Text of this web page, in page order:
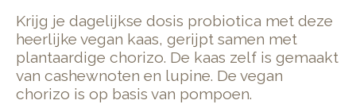
Krijg je dagelijkse dosis probiotica met deze
heerlijke vegan kaas, gerijpt samen met
plantaardige chorizo. De kaas zelf is gemaakt
van cashewnoten en lupine. De vegan
chorizo is op basis van pompoen.